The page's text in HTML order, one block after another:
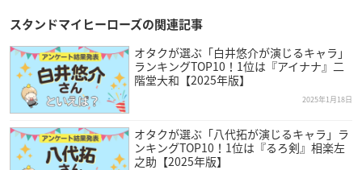
スタンドマイヒーローズの関連記事
オタクが選ぶ「白井悠介が演じるキャラ」
ランキングTOP10！1位は『アイナナ』二
階堂大和【2025年版】
2025年1月18日
オタクが選ぶ「八代拓が演じるキャラ」ラ
ンキングTOP10！1位は『るろ剣』相楽左
之助【2025年版】